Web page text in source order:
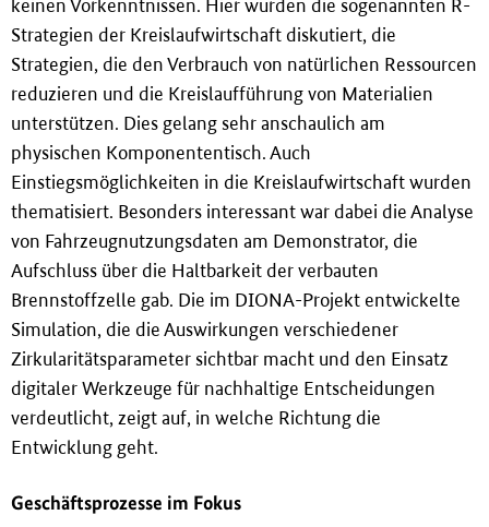
keinen Vorkenntnissen. Hier wurden die sogenannten R-
Strategien der Kreislaufwirtschaft diskutiert, die
Strategien, die den Verbrauch von natürlichen Ressourcen
reduzieren und die Kreislaufführung von Materialien
unterstützen. Dies gelang sehr anschaulich am
physischen Komponententisch. Auch
Einstiegsmöglichkeiten in die Kreislaufwirtschaft wurden
thematisiert. Besonders interessant war dabei die Analyse
von Fahrzeugnutzungsdaten am Demonstrator, die
Aufschluss über die Haltbarkeit der verbauten
Brennstoffzelle gab. Die im DIONA-Projekt entwickelte
Simulation, die die Auswirkungen verschiedener
Zirkularitätsparameter sichtbar macht und den Einsatz
digitaler Werkzeuge für nachhaltige Entscheidungen
verdeutlicht, zeigt auf, in welche Richtung die
Entwicklung geht.
Geschäftsprozesse im Fokus